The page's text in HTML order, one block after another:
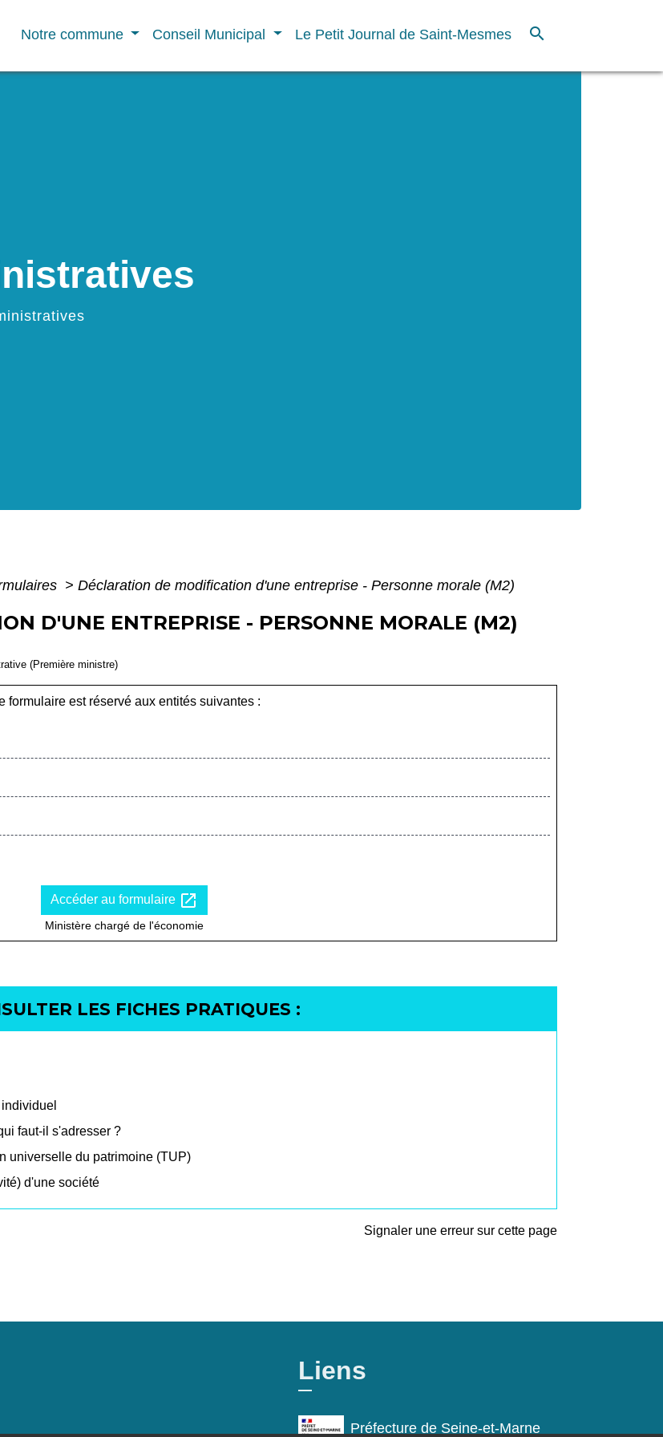
Notre commune Conseil Municipal Le Petit Journal de Saint-Mesmes search
> Déclaration de modification d'une entreprise - Personne morale (M2)
D'UNE ENTREPRISE - PERSONNE MORALE (M2)
(Première ministre)
formulaire est réservé aux entités suivantes :
Accéder au formulaire open_in_new
Ministère chargé de l'économie
LES FICHES PRATIQUES :
faut-il s'adresser ?
universelle du patrimoine (TUP)
d'une société
Signaler une erreur sur cette page
Liens
Préfecture de Seine-et-Marne